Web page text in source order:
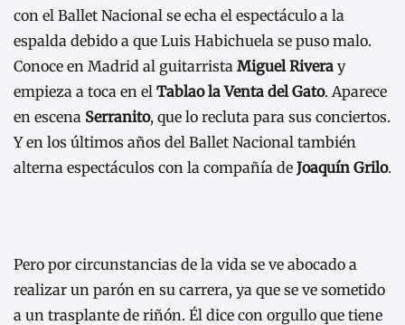
con el Ballet Nacional se echa el espectáculo a la
espalda debido a que Luis Habichuela se puso malo.
Conoce en Madrid al guitarrista Miguel Rivera y
empieza a toca en el Tablao la Venta del Gato. Aparece
en escena Serranito, que lo recluta para sus conciertos.
Y en los últimos años del Ballet Nacional también
alterna espectáculos con la compañía de Joaquín Grilo.
Pero por circunstancias de la vida se ve abocado a
realizar un parón en su carrera, ya que se ve sometido
a un trasplante de riñón. Él dice con orgullo que tiene